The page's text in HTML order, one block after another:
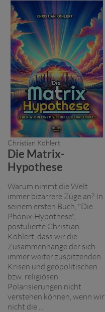
Christian Köhlert
Die Matrix-
Hypothese
Warum nimmt die Welt
immer bizarrere Züge an? In
seinem ersten Buch, "Die
Phönix-Hypothese",
postulierte Christian
Köhlert, dass wir die
Zusammenhänge der sich
immer weiter zuspitzenden
Krisen und geopolitischen
bzw. religiösen
Polarisierungen nicht
verstehen können, wenn wir
nicht die ...